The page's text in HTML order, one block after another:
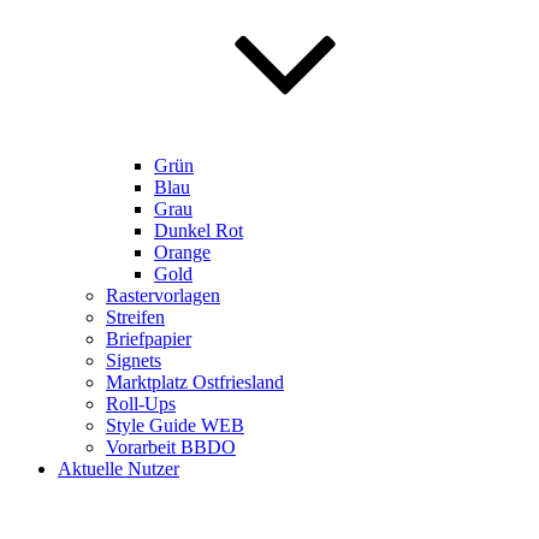
Grün
Blau
Grau
Dunkel Rot
Orange
Gold
Rastervorlagen
Streifen
Briefpapier
Signets
Marktplatz Ostfriesland
Roll-Ups
Style Guide WEB
Vorarbeit BBDO
Aktuelle Nutzer